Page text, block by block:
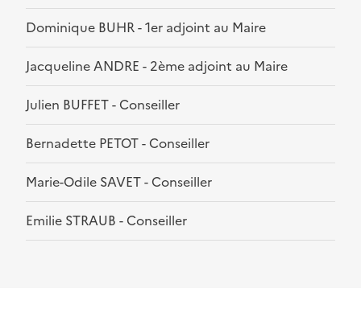
Dominique BUHR - 1er adjoint au Maire
Jacqueline ANDRE - 2ème adjoint au Maire
Julien BUFFET - Conseiller
Bernadette PETOT - Conseiller
Marie-Odile SAVET - Conseiller
Emilie STRAUB - Conseiller